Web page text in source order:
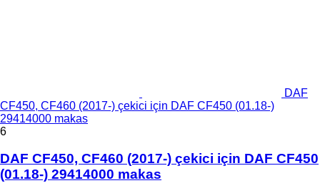
DAF
CF450, CF460 (2017-) çekici için DAF CF450 (01.18-)
29414000 makas
6
DAF CF450, CF460 (2017-) çekici için DAF CF450
(01.18-) 29414000 makas